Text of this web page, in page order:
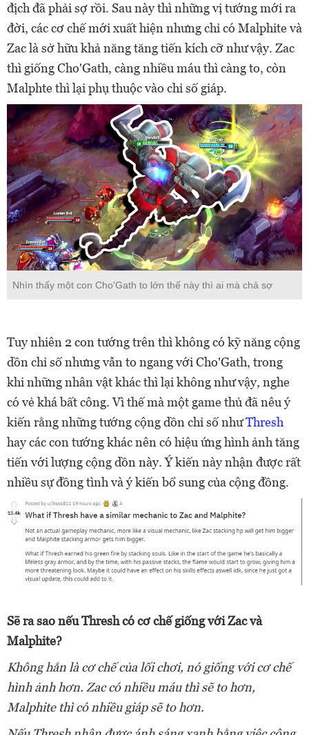
địch đã phải sợ rồi. Sau này thì những vị tướng mới ra
đời, các cơ chế mới xuất hiện nhưng chỉ có Malphite và
Zac là sở hữu khả năng tăng tiến kích cỡ như vậy. Zac
thì giống Cho'Gath, càng nhiều máu thì càng to, còn
Malphte thì lại phụ thuộc vào chỉ số giáp.
Nhìn thấy một con Cho'Gath to lớn thế này thì ai mà chả sợ
Tuy nhiên 2 con tướng trên thì không có kỹ năng cộng
dồn chỉ số nhưng vẫn to ngang với Cho'Gath, trong
khi những nhân vật khác thì lại không như vậy, nghe
có vẻ khá bất công. Vì thế mà một game thủ đã nêu ý
kiến rằng những tướng cộng dồn chỉ số nhưThresh
hay các con tướng khác nên có hiệu ứng hình ảnh tăng
tiến với lượng cộng dồn này. Ý kiến này nhận được rất
nhiều sự đồng tình và ý kiến bổ sung của cộng đồng.
Sẽ ra sao nếu Thresh có cơ chế giống với Zac và
Malphite?
Không hẳn là cơ chế của lối chơi, nó giống với cơ chế
hình ảnh hơn. Zac có nhiều máu thì sẽ to hơn,
Malphite thì có nhiều giáp sẽ to hơn.